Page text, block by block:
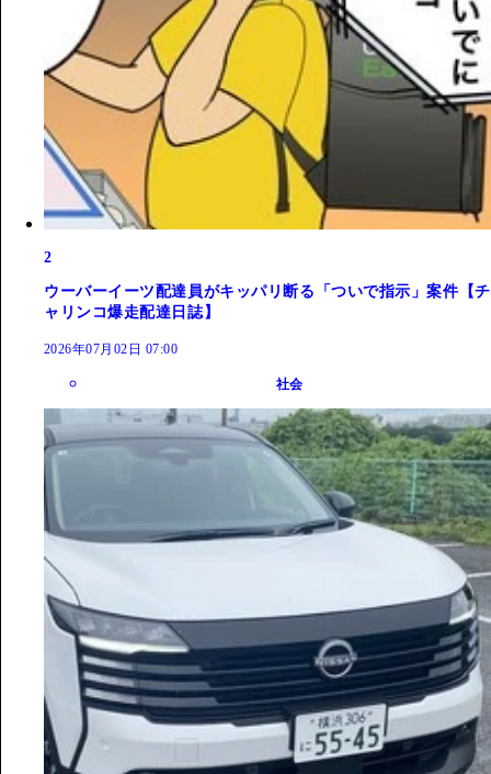
2
ウーバーイーツ配達員がキッパリ断る「ついで指示」案件【チ
ャリンコ爆走配達日誌】
2026年07月02日 07:00
社会